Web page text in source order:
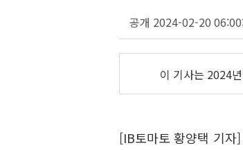
공개 2024-02-20
이 기사는 2024
[IB토마토 황양택 기자]